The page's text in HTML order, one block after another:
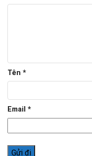
Tên *
Email *